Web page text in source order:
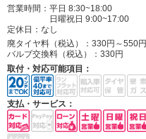
営業時間：平日 8:30~18:00
日曜祝日 9:00~17:00
定休日： なし
廃タイヤ料（税込）： 330円～550円
バルブ交換料（税込）： 330円
取付・対応可能項目：
支払・サービス：